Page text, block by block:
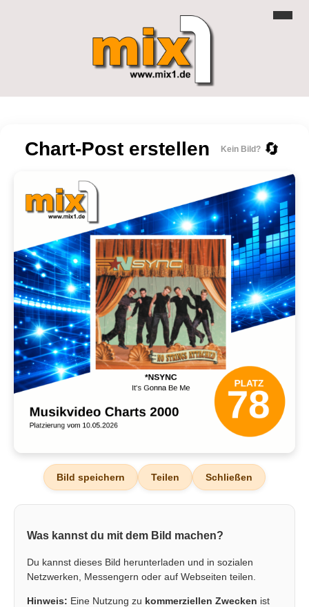
Chart-Post erstellen Kein Bild? 🔄
Bild speichern Teilen Schließen
Was kannst du mit dem Bild machen?
Du kannst dieses Bild herunterladen und in sozialen
Netzwerken, Messengern oder auf Webseiten teilen.
Hinweis: Eine Nutzung zu kommerziellen Zwecken ist